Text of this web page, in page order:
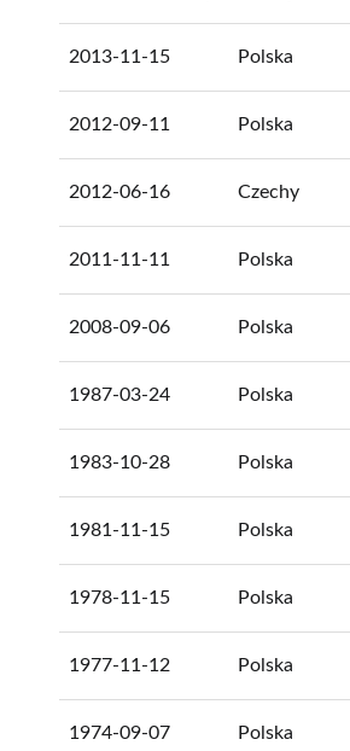
2013-11-15 Polska
2012-09-11 Polska
2012-06-16 Czechy
2011-11-11 Polska
2008-09-06 Polska
1987-03-24 Polska
1983-10-28 Polska
1981-11-15 Polska
1978-11-15 Polska
1977-11-12 Polska
1974-09-07 Polska